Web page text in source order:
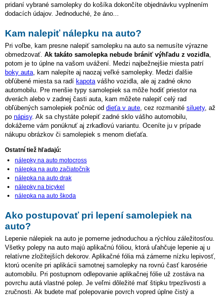
pridaní vybrané samolepky do košíka dokončíte objednávku vyplnením
dodacích údajov. Jednoduché, že áno...
Kam nalepiť nálepku na auto?
Pri voľbe, kam presne nalepiť samolepku na auto sa nemusíte výrazne
obmedzovať. Ak takáto samolepka nebude brániť výhľadu z vozidla
potom je to úplne na vašom uvážení. Medzi najbežnejšie miesta patrí
boky auta , kam nalepíte aj naozaj veľké samolepky. Medzi ďalšie
obľúbené miesta sa radí kapota vášho vozidla, ale aj zadné okno
automobilu. Pre menšie typy samolepiek sa môže hodiť priestor na
dverách alebo v zadnej časti auta, kam môžete nalepiť celý rad
obľúbených samolepiek počnúc od dieťa v aute , cez rozmanité siluety, až
po nápisy. Ak sa chystáte polepiť zadné sklo vášho automobilu,
dokážeme vám ponúknuť aj zrkadlovú variantu. Oceníte ju v prípade
nákupu obrázkov či samolepiek s menom dieťaťa.
Ostatní tiež hľadajú:
nálepky na auto motocross
nálepka na auto začiatočník
nálepka na auto drak
nálepky na bicykel
nálepka na auto škoda
Ako postupovať pri lepení samolepiek na
auto?
Lepenie nálepiek na auto je pomerne jednoduchou a rýchlou záležitosťou.
Všetky polepy na auto majú aplikačnú fóliou, ktorá uľahčuje lepenie aj u
relatívne zložitejších dekorov. Aplikačné fólia má zámerne nízku lepivosť,
ktorú oceníte pri aplikácii samotnej samolepky na rovnú časť karosérie
automobilu. Pri postupnom odlepovanie aplikačnej fólie už zostáva na
povrchu autá vlastné polep. Je veľmi dôležité mať štipku trpezlivosti a
zručnosti. Ak budete mať polepovanie povrch vopred úplne čistý a